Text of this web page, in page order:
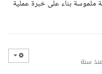
ملموسة بناء على خبرة عملية
منذ سنة